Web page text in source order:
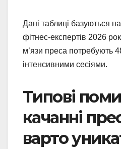
Дані таблиці базуються
фітнес-експертів 2026
м’язи преса потребують
інтенсивними сесіями.
Типові
качанні
варто